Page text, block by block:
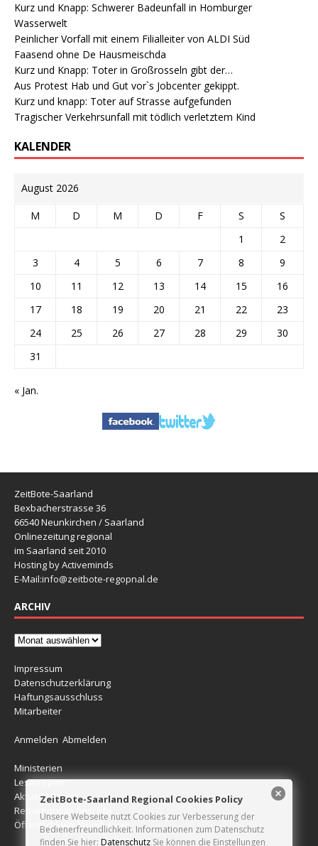
Kurz und Knapp: Schwerer Badeunfall in Homburger
Wasserwelt
Peinlicher Vorfall mit einem Filialleiter von ALDI Süd
Faasend ohne De Hausmeischda
Kurz und Knapp: Toter in Großrosseln gibt der…
Aus Protest Hab und Gut vor`s Jobcenter gekippt.
Kurz und knapp: Toter auf Strasse aufgefunden
Tragischer Verkehrsunfall mit tödlich verletztem Kind
KALENDER
August 2026
M D M D F S
S
1
2
3
4 5 6 7 8
9
10
11 12 13 14 15
16
17
18 19 20 21 22
23
24
25 26 27 28 29
30
31
« Jan.
ZeitBote-Saarland
Bexbacherstrasse 36
66540 Neunkirchen / Saarland
Onlinezeitung regional
im Saarland seit 2010
Hosting by Activeminds
E-Mail:info@zeitbote-regopnal.de
ARCHIV
Impressum
Datenschutzerklärung
Haftungsausschluss
Mitarbeiter
Anmelden Abmelden
Ministerien
Leserreport
Aktuelle Blitzer
Redaktionelle Beiträge
Öffentlichkeitsfahndungen
ZeitBote-Saarland Regional Cookies Policy
Unsere Webseite nutzt Cookies zur Verbesserung der
Bedienerfreundlichkeit. Informationen zum Datenschutz
finden Sie hier: Datenschutz Sie können die Einstellungen